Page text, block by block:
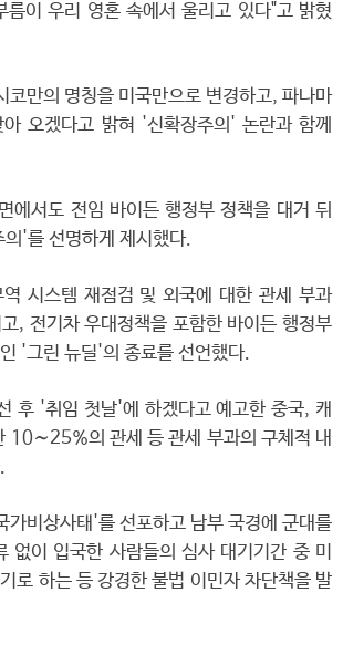
름이 우리 영혼 속에서 울리고 있다"고 밝혔
코만의 명칭을 미국만으로 변경하고, 파나마
오겠다고 밝혀 '신확장주의' 논란과 함께
에서도 전임 바이든 행정부 정책을 대거 뒤
'를 선명하게 제시했다.
시스템 재점검 및 외국에 대한 관세 부과
, 전기차 우대정책을 포함한 바이든 행정부
'그린 뉴딜'의 종료를 선언했다.
후 '취임 첫날'에 하겠다고 예고한 중국, 캐
10∼25%의 관세 등 관세 부과의 구체적 내
가비상사태'를 선포하고 남부 국경에 군대를
없이 입국한 사람들의 심사 대기기간 중 미
로 하는 등 강경한 불법 이민자 차단책을 발